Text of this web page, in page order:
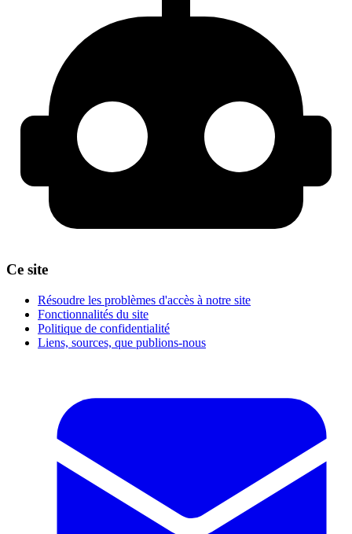
Ce site
Résoudre les problèmes d'accès à notre site
Fonctionnalités du site
Politique de confidentialité
Liens, sources, que publions-nous